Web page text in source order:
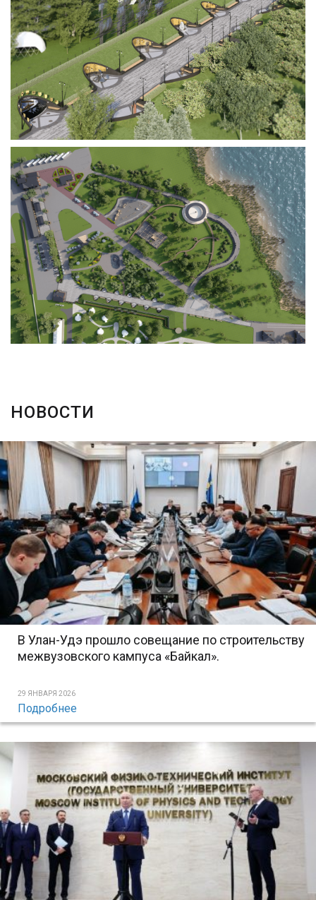
НОВОСТИ
В Улан-Удэ прошло совещание по строительству
межвузовского кампуса «Байкал».
29 ЯНВАРЯ 2026
Подробнее